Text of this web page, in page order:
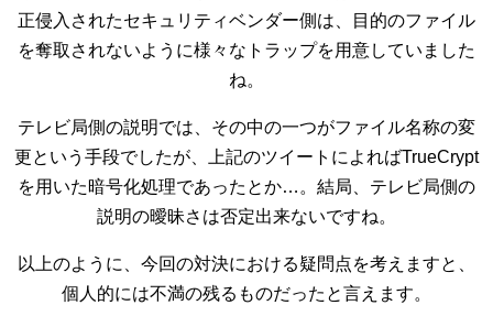
正侵入されたセキュリティベンダー側は、目的のファイル
を奪取されないように様々なトラップを用意していました
ね。
テレビ局側の説明では、その中の一つがファイル名称の変
更という手段でしたが、上記のツイートによればTrueCrypt
を用いた暗号化処理であったとか…。結局、テレビ局側の
説明の曖昧さは否定出来ないですね。
以上のように、今回の対決における疑問点を考えますと、
個人的には不満の残るものだったと言えます。